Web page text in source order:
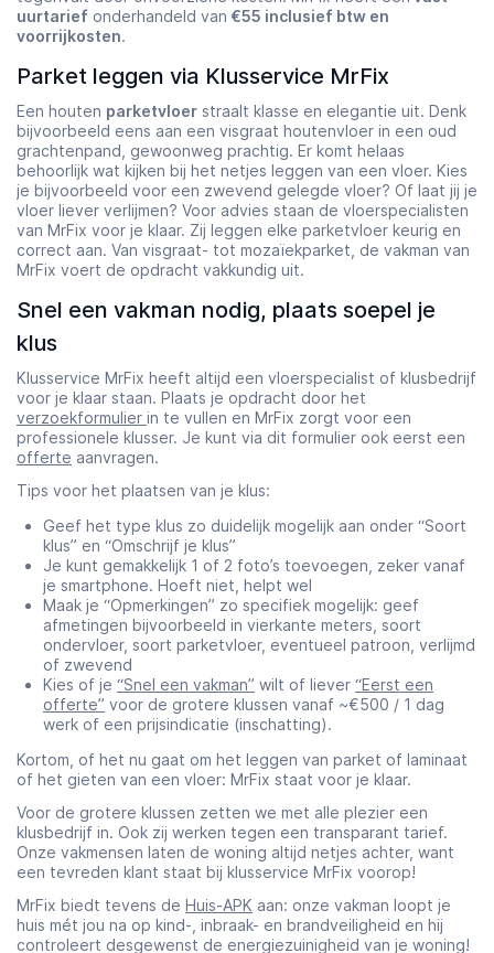
uurtarief onderhandeld van €55 inclusief btw en
voorrijkosten.
Parket leggen via Klusservice MrFix
Een houten parketvloer straalt klasse en elegantie uit. Denk
bijvoorbeeld eens aan een visgraat houtenvloer in een oud
grachtenpand, gewoonweg prachtig. Er komt helaas
behoorlijk wat kijken bij het netjes leggen van een vloer. Kies
je bijvoorbeeld voor een zwevend gelegde vloer? Of laat jij je
vloer liever verlijmen? Voor advies staan de vloerspecialisten
van MrFix voor je klaar. Zij leggen elke parketvloer keurig en
correct aan. Van visgraat- tot mozaïekparket, de vakman van
MrFix voert de opdracht vakkundig uit.
Snel een vakman nodig, plaats soepel je
klus
Klusservice MrFix heeft altijd een vloerspecialist of klusbedrijf
voor je klaar staan. Plaats je opdracht door het
verzoekformulier in te vullen en MrFix zorgt voor een
professionele klusser. Je kunt via dit formulier ook eerst een
offerte aanvragen.
Tips voor het plaatsen van je klus:
Geef het type klus zo duidelijk mogelijk aan onder “Soort
klus” en “Omschrijf je klus”
Je kunt gemakkelijk 1 of 2 foto’s toevoegen, zeker vanaf
je smartphone. Hoeft niet, helpt wel
Maak je “Opmerkingen” zo specifiek mogelijk: geef
afmetingen bijvoorbeeld in vierkante meters, soort
ondervloer, soort parketvloer, eventueel patroon, verlijmd
of zwevend
Kies of je “Snel een vakman” wilt of liever “Eerst een
offerte” voor de grotere klussen vanaf ~€500 / 1 dag
werk of een prijsindicatie (inschatting).
Kortom, of het nu gaat om het leggen van parket of laminaat
of het gieten van een vloer: MrFix staat voor je klaar.
Voor de grotere klussen zetten we met alle plezier een
klusbedrijf in. Ook zij werken tegen een transparant tarief.
Onze vakmensen laten de woning altijd netjes achter, want
een tevreden klant staat bij klusservice MrFix voorop!
MrFix biedt tevens de Huis-APK aan: onze vakman loopt je
huis mét jou na op kind-, inbraak- en brandveiligheid en hij
controleert desgewenst de energiezuinigheid van je woning!